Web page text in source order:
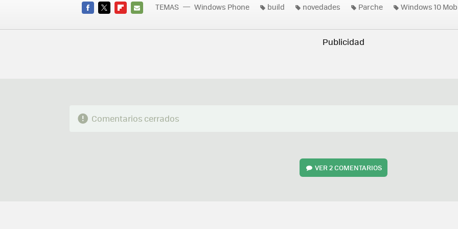
MAIL
TEMAS Windows Phone build novedades Parche Windows 10
Comentarios cerrados
VER2 COMENTARIOS